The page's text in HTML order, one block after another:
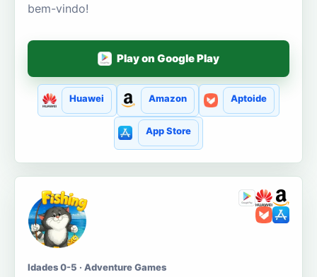
bem-vindo!
Play on Google Play
Huawei Amazon Aptoide
App Store
Idades 0-5 · Adventure Games